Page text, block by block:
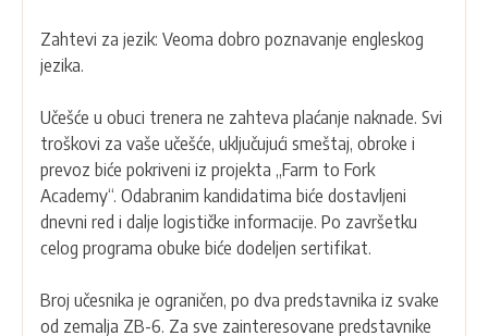
Zahtevi za jezik: Veoma dobro poznavanje engleskog
jezika.
Učešće u obuci trenera ne zahteva plaćanje naknade. Svi
troškovi za vaše učešće, uključujući smeštaj, obroke i
prevoz biće pokriveni iz projekta „Farm to Fork
Academy“. Odabranim kandidatima biće dostavljeni
dnevni red i dalje logističke informacije. Po završetku
celog programa obuke biće dodeljen sertifikat.
Broj učesnika je ograničen, po dva predstavnika iz svake
od zemalja ZB-6. Za sve zainteresovane predstavnike